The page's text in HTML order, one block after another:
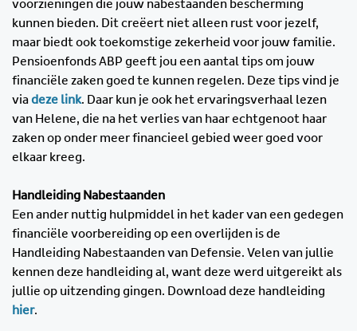
voorzieningen die jouw nabestaanden bescherming
kunnen bieden. Dit creëert niet alleen rust voor jezelf,
maar biedt ook toekomstige zekerheid voor jouw familie.
Pensioenfonds ABP geeft jou een aantal tips om jouw
financiële zaken goed te kunnen regelen. Deze tips vind je
viadeze link. Daar kun je ook het ervaringsverhaal lezen
van Helene, die na het verlies van haar echtgenoot haar
zaken op onder meer financieel gebied weer goed voor
elkaar kreeg.
Handleiding Nabestaanden
Een ander nuttig hulpmiddel in het kader van een gedegen
financiële voorbereiding op een overlijden is de
Handleiding Nabestaanden van Defensie. Velen van jullie
kennen deze handleiding al, want deze werd uitgereikt als
jullie op uitzending gingen. Download deze handleiding
hier.